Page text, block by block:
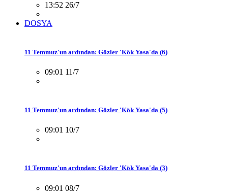
13:52 26/7
DOSYA
11 Temmuz'un ardından: Gözler 'Kök Yasa'da (6)
09:01 11/7
11 Temmuz'un ardından: Gözler 'Kök Yasa'da (5)
09:01 10/7
11 Temmuz'un ardından: Gözler 'Kök Yasa'da (3)
09:01 08/7